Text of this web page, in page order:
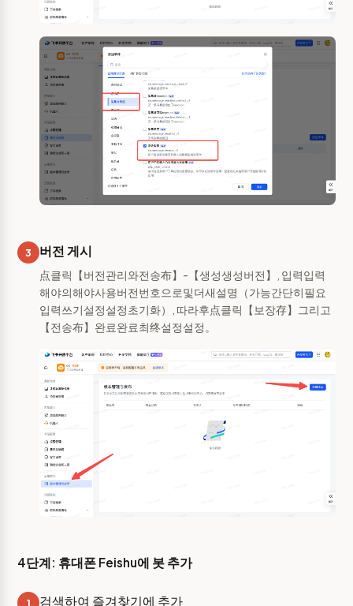
3 버전 게시
点클릭【버전관리와전송布】-【생성생성버전】, 입력입력
해야의해야사용버전번호으로및더새설명（가능간단히필요
입력쓰기설정설정초기화）, 따라후点클릭【보장存】그리고
【전송布】완료완료최终설정설정。
4단계: 휴대폰 Feishu에 봇 추가
1 검색하여 즐겨찾기에 추가